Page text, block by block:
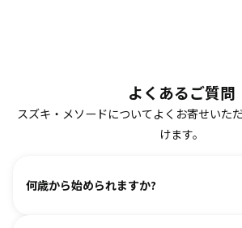
よくあるご質問
スズキ・メソードについてよくお寄せいた
けます。
何歳から始められますか?